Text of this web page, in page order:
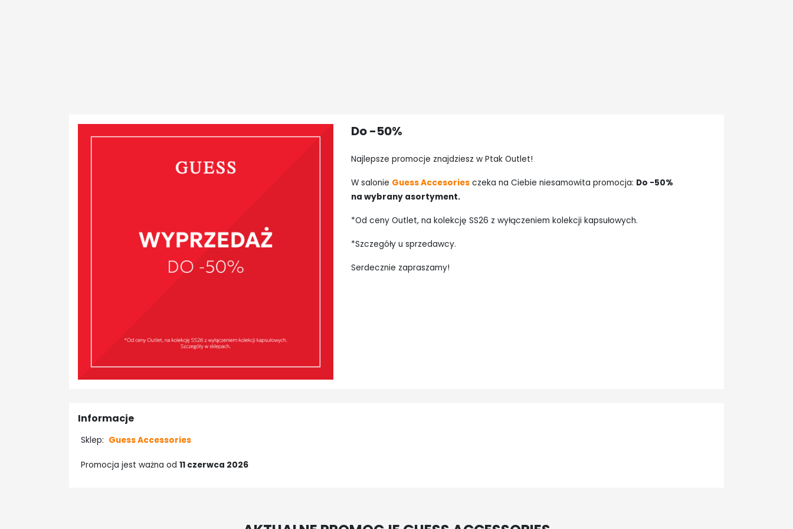
Do -50%
Najlepsze promocje znajdziesz w Ptak Outlet!
W salonie Guess Accesoriesczeka na Ciebie niesamowita promocja: Do -50%
na wybrany asortyment.
*Od ceny Outlet, na kolekcję SS26 z wyłączeniem kolekcji kapsułowych.
*Szczegóły u sprzedawcy.
Serdecznie zapraszamy!
Informacje
Sklep: Guess Accessories
Promocja jest ważna od 11 czerwca 2026